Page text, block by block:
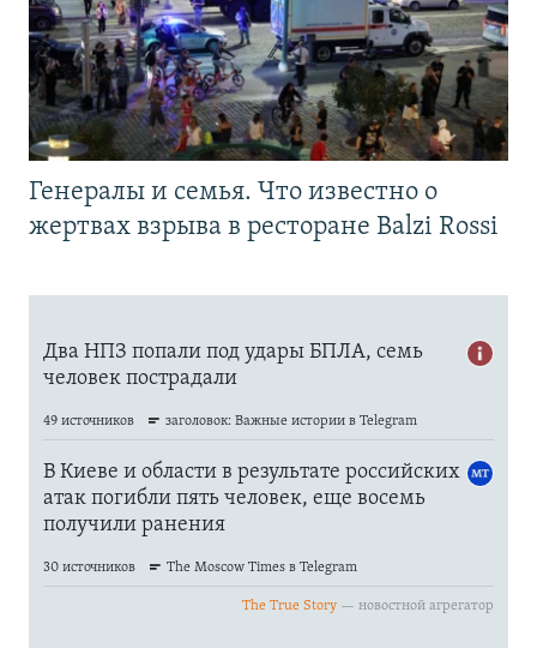
Генералы и семья. Что известно о
жертвах взрыва в ресторане Balzi Rossi